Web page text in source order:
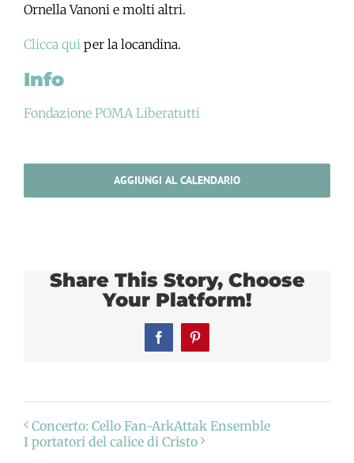
Ornella Vanoni e molti altri.
Clicca qui per la locandina.
Info
Fondazione POMA Liberatutti
AGGIUNGI AL CALENDARIO
Share This Story, Choose
Your Platform!
FacebookPinterest
Concerto: Cello Fan-ArkAttak Ensemble
I portatori del calice di Cristo